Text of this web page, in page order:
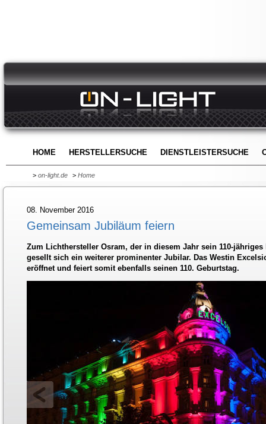
HOME HERSTELLERSUCHE DIENSTLEISTERSUCHE
> on-light.de > Home
08. November 2016
Gemeinsam Jubiläum feiern
Zum Lichthersteller Osram, der in diesem Jahr sein 110-
gesellt sich ein weiterer prominenter Jubilar. Das Westin
eröffnet und feiert somit ebenfalls seinen 110. Geburtstag.